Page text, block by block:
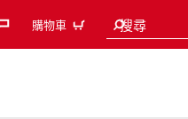
購物車 搜尋
Search